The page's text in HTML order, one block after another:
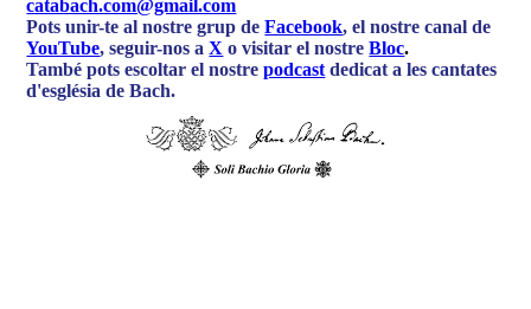
catabach.com@gmail.com
Pots unir-te al nostre grup deFacebook, el nostre canal de
YouTube, seguir-nos aX o visitar el nostreBloc.
També pots escoltar el nostrepodcast dedicat a les cantates
d'església de Bach.